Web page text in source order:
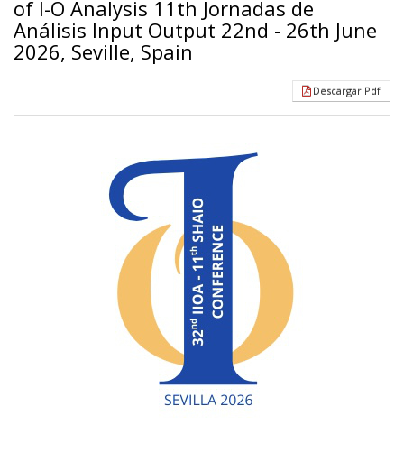
of I-O Analysis 11th Jornadas de
Análisis Input Output 22nd - 26th June
2026, Seville, Spain
Descargar Pdf